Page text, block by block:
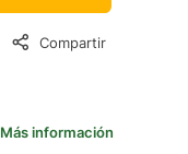
Compartir
Más información